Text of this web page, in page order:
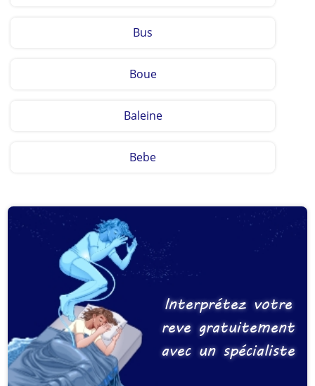
Bus
Boue
Baleine
Bebe
Interprétez votre
reve gratuitement
avec un spécialiste